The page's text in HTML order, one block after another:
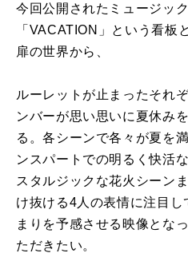
今回公開されたミュージッ
「VACATION」という看板
扉の世界から、
ルーレットが止まったそれ
ンバーが思い思いに夏休み
る。各シーンで各々が夏を
ンスパートでの明るく快活
スタルジックな花火シーン
け抜ける4人の表情に注目
まりを予感させる映像とな
ただきたい。